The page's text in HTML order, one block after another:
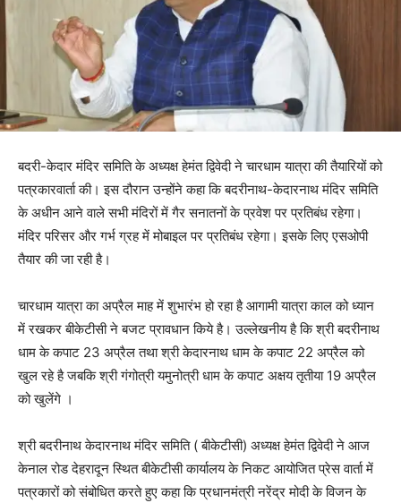
बदरी-केदार मंदिर समिति के अध्यक्ष हेमंत द्विवेदी ने चारधाम यात्रा की तैयारियों को
पत्रकारवार्ता की। इस दौरान उन्होंने कहा कि बदरीनाथ-केदारनाथ मंदिर समिति
के अधीन आने वाले सभी मंदिरों में गैर सनातनों के प्रवेश पर प्रतिबंध रहेगा।
मंदिर परिसर और गर्भ ग्रह में मोबाइल पर प्रतिबंध रहेगा। इसके लिए एसओपी
तैयार की जा रही है।
चारधाम यात्रा का अप्रैल माह में शुभारंभ हो रहा है आगामी यात्रा काल को ध्यान
में रखकर बीकेटीसी ने बजट प्रावधान किये है। उल्लेखनीय है कि श्री बदरीनाथ
धाम के कपाट 23 अप्रैल तथा श्री केदारनाथ धाम के कपाट 22 अप्रैल को
खुल रहे है जबकि श्री गंगोत्री यमुनोत्री धाम के कपाट अक्षय तृतीया 19 अप्रैल
को खुलेंगे ।
श्री बदरीनाथ केदारनाथ मंदिर समिति ( बीकेटीसी) अध्यक्ष हेमंत द्विवेदी ने आज
केनाल रोड देहरादून स्थित बीकेटीसी कार्यालय के निकट आयोजित प्रेस वार्ता में
पत्रकारों को संबोधित करते हुए कहा कि प्रधानमंत्री नरेंद्र मोदी के विजन के